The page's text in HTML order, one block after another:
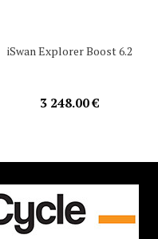
iSwan Explorer Boost 6.2
3 248.00 €